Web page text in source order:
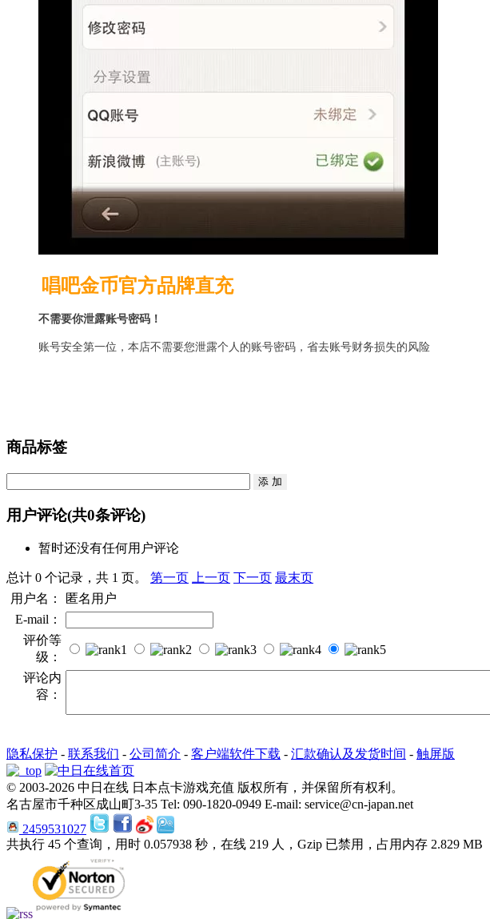
唱吧金币官方品牌直充
不需要你泄露账号密码！
账号安全第一位，本店不需要您泄露个人的账号密码，省去账号财务损失的风险
商品标签
用户评论(共0条评论)
暂时还没有任何用户评论
总计 0 个记录，共 1 页。 第一页 上一页 下一页 最末页
用户名：
匿名用户
E-mail：
评价等
级：
评论内
容：
隐私保护 - 联系我们 - 公司简介 - 客户端软件下载 - 汇款确认及发货时间 - 触屏版
© 2003-2026 中日在线 日本点卡游戏充值 版权所有，并保留所有权利。
名古屋市千种区成山町3-35 Tel: 090-1820-0949 E-mail: service@cn-japan.net
2459531027
共执行 45 个查询，用时 0.057938 秒，在线 219 人，Gzip 已禁用，占用内存 2.829 MB